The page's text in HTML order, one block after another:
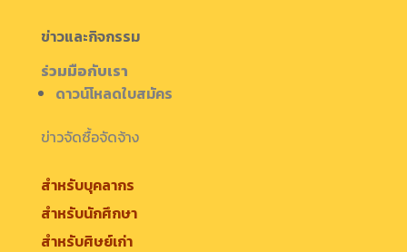
ข่าวและกิจกรรม
ร่วมมือกับเรา
ดาวน์โหลดใบสมัคร
ข่าวจัดซื้อจัดจ้าง
สำหรับบุคลากร
สำหรับนักศึกษา
สำหรับศิษย์เก่า